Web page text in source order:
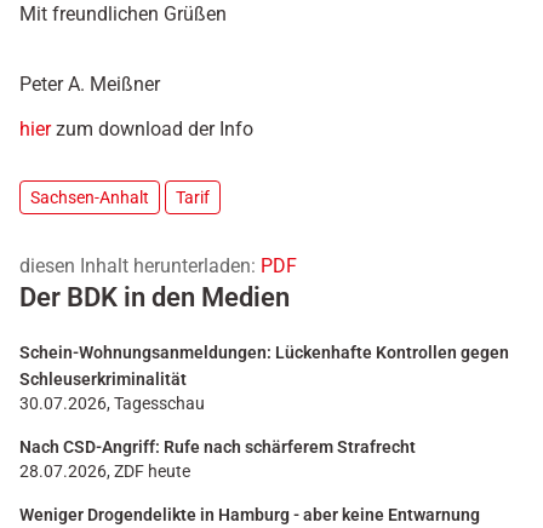
Mit freundlichen Grüßen
Peter A. Meißner
hierzum download der Info
Sachsen-Anhalt Tarif
diesen Inhalt herunterladen: PDF
Der BDK in den Medien
Schein-Wohnungsanmeldungen: Lückenhafte Kontrollen gegen
Schleuserkriminalität
30.07.2026, Tagesschau
Nach CSD-Angriff: Rufe nach schärferem Strafrecht
28.07.2026, ZDF heute
Weniger Drogendelikte in Hamburg - aber keine Entwarnung